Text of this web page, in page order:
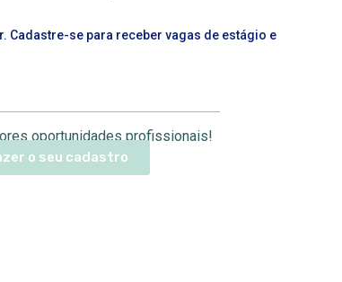
Cadastre-se para receber vagas de estágio e
oportunidades profissionais!
o seu cadastro